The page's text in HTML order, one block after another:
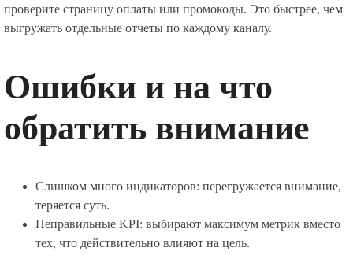
проверите страницу оплаты или промокоды. Это быстрее, чем
выгружать отдельные отчеты по каждому каналу.
Ошибки и на что
обратить внимание
Слишком много индикаторов: перегружается внимание,
теряется суть.
Неправильные KPI: выбирают максимум метрик вместо
тех, что действительно влияют на цель.